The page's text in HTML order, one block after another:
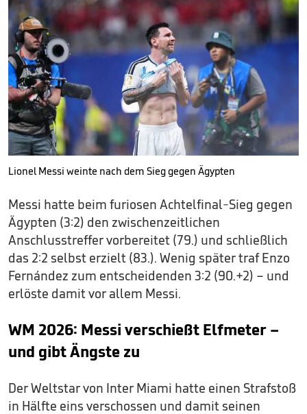
Lionel Messi weinte nach dem Sieg gegen Ägypten
Messi hatte beim furiosen Achtelfinal-Sieg gegen
Ägypten (3:2) den zwischenzeitlichen
Anschlusstreffer vorbereitet (79.) und schließlich
das 2:2 selbst erzielt (83.). Wenig später traf Enzo
Fernández zum entscheidenden 3:2 (90.+2) – und
erlöste damit vor allem Messi.
WM 2026: Messi verschießt Elfmeter –
und gibt Ängste zu
Der Weltstar von Inter Miami hatte einen Strafstoß
in Hälfte eins verschossen und damit seinen